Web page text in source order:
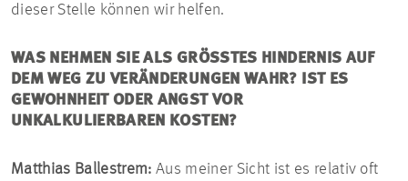
dieser Stelle können wir helfen.
WAS NEHMEN SIE ALS GRÖSSTES HINDERNIS AUF D
EM WEG ZU VERÄNDERUNGEN WAHR? IST ES G
EWOHNHEIT ODER ANGST VOR U
NKALKULIERBAREN KOSTEN?
Matthias Ballestrem: Aus meiner Sicht ist es relativ oft